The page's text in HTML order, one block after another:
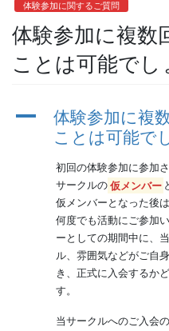
体験参加に関するご質問
体験参加に複数
ことは可能でし
A
体験参加に複
ことは可能で
初回の体験参加に参加
サークルの 仮メンバー
仮メンバーとなった後
何度でも活動にご参加
ーとしての期間中に、
ル、雰囲気などがご自
き、正式に入会するか
す。
当サークルへのご入会